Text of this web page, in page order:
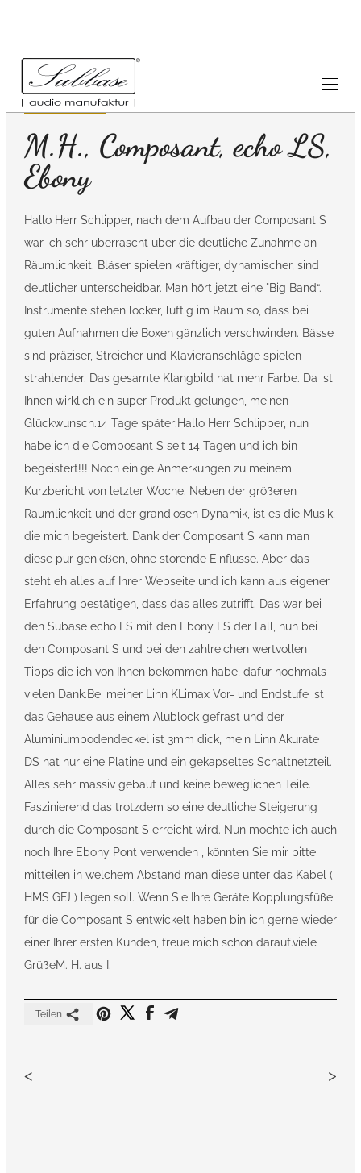
Referenzen 5.12.2013
M.H., Composant, echo LS,
Ebony
Hallo Herr Schlipper, nach dem Aufbau der Composant S
war ich sehr überrascht über die deutliche Zunahme an
Räumlichkeit. Bläser spielen kräftiger, dynamischer, sind
deutlicher unterscheidbar. Man hört jetzt eine "Big Band“.
Instrumente stehen locker, luftig im Raum so, dass bei
guten Aufnahmen die Boxen gänzlich verschwinden. Bässe
sind präziser, Streicher und Klavieranschläge spielen
strahlender. Das gesamte Klangbild hat mehr Farbe. Da ist
Ihnen wirklich ein super Produkt gelungen, meinen
Glückwunsch.14 Tage später:Hallo Herr Schlipper, nun
habe ich die Composant S seit 14 Tagen und ich bin
begeistert!!! Noch einige Anmerkungen zu meinem
Kurzbericht von letzter Woche. Neben der größeren
Räumlichkeit und der grandiosen Dynamik, ist es die Musik,
die mich begeistert. Dank der Composant S kann man
diese pur genießen, ohne störende Einflüsse. Aber das
steht eh alles auf Ihrer Webseite und ich kann aus eigener
Erfahrung bestätigen, dass das alles zutrifft. Das war bei
den Subase echo LS mit den Ebony LS der Fall, nun bei
den Composant S und bei den zahlreichen wertvollen
Tipps die ich von Ihnen bekommen habe, dafür nochmals
vielen Dank.Bei meiner Linn KLimax Vor- und Endstufe ist
das Gehäuse aus einem Alublock gefräst und der
Aluminiumbodendeckel ist 3mm dick, mein Linn Akurate
DS hat nur eine Platine und ein gekapseltes Schaltnetzteil.
Alles sehr massiv gebaut und keine beweglichen Teile.
Faszinierend das trotzdem so eine deutliche Steigerung
durch die Composant S erreicht wird. Nun möchte ich auch
noch Ihre Ebony Pont verwenden , könnten Sie mir bitte
mitteilen in welchem Abstand man diese unter das Kabel (
HMS GFJ ) legen soll. Wenn Sie Ihre Geräte Kopplungsfüße
für die Composant S entwickelt haben bin ich gerne wieder
einer Ihrer ersten Kunden, freue mich schon darauf.viele
GrüßeM. H. aus I.
Teilen
< >